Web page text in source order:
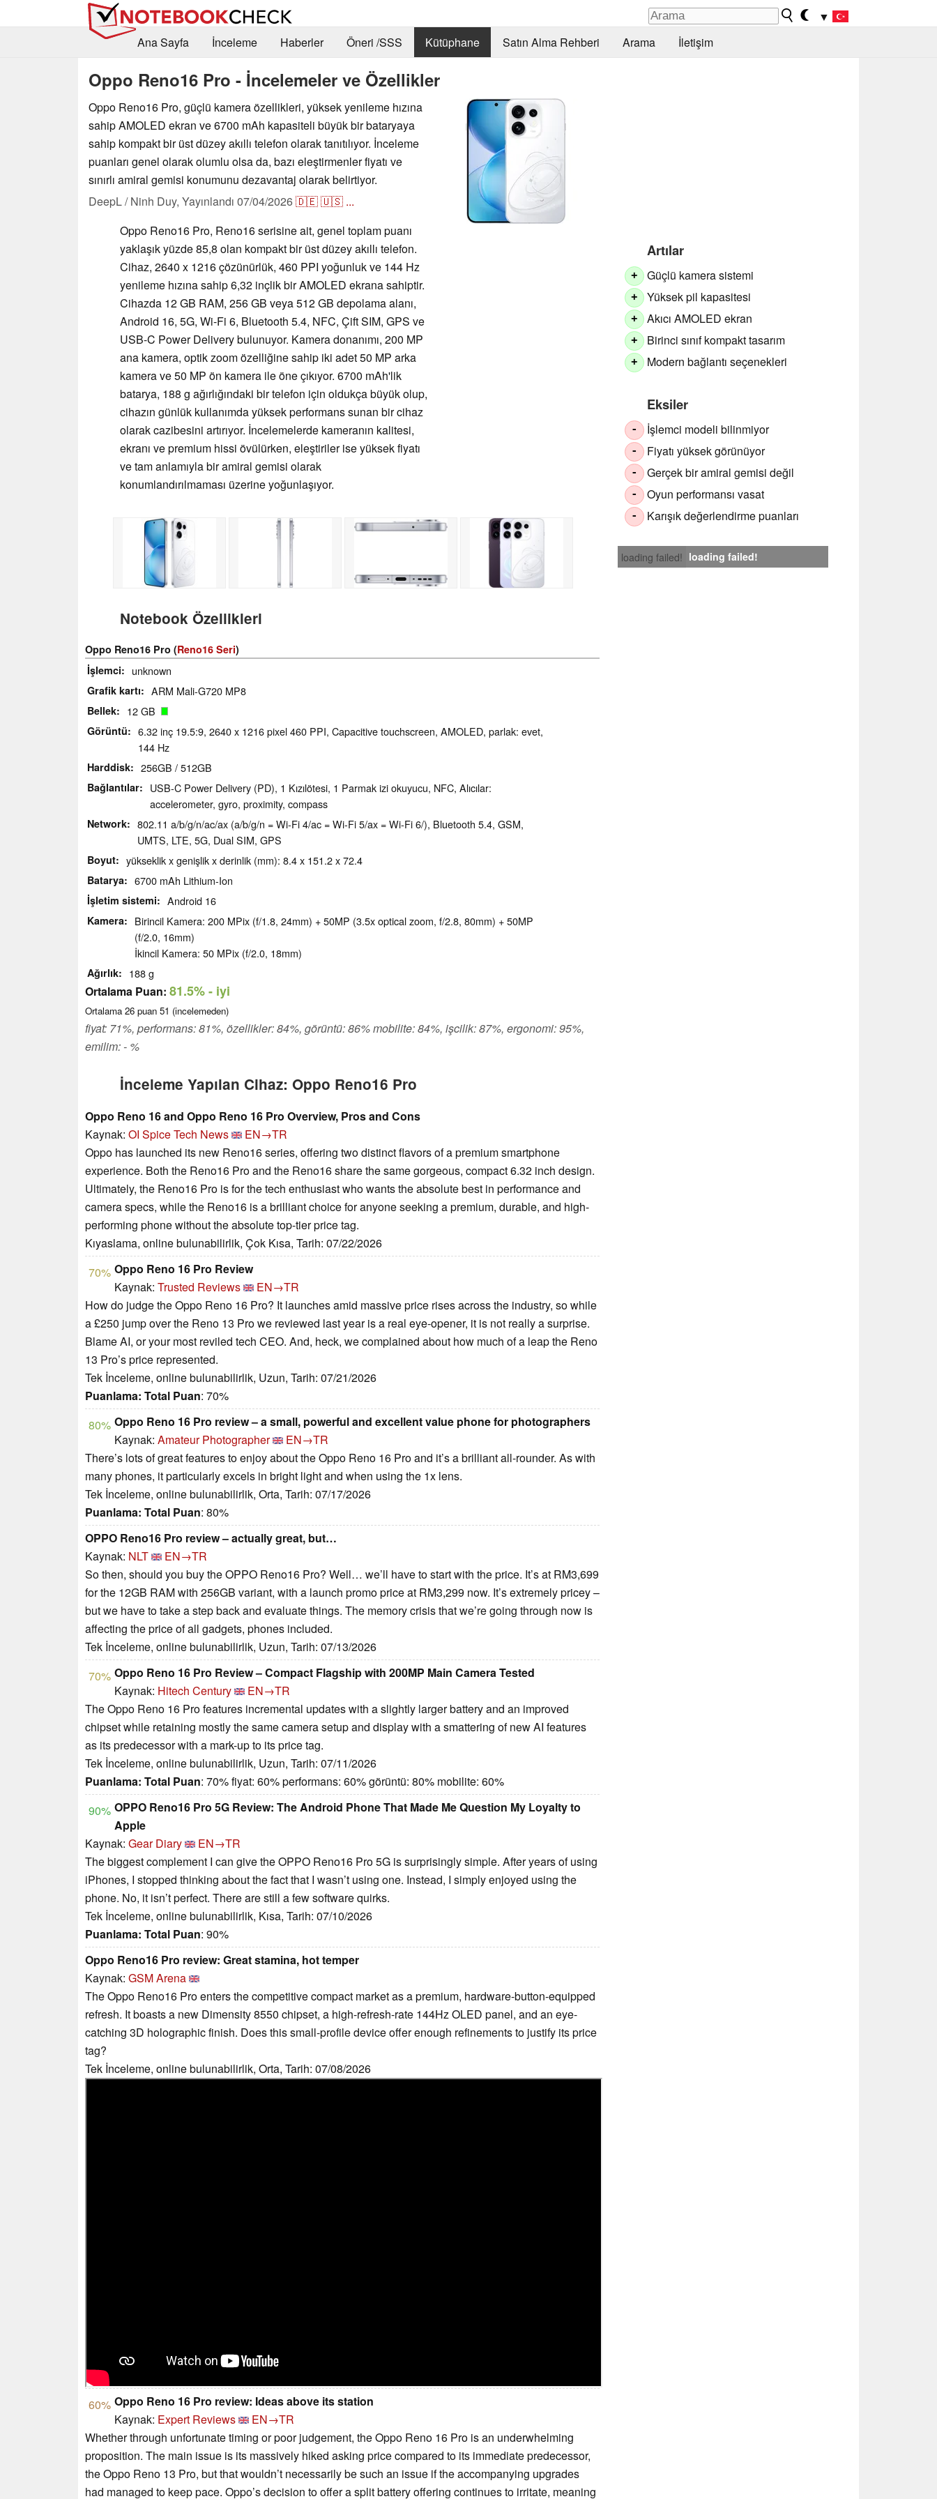
▼
Ana Sayfa
İnceleme Haberler Öneri /SSS Kütüphane Satın Alma Rehberi Arama İletişim
Oppo Reno16 Pro - İncelemeler ve Özellikler
Oppo Reno16 Pro, güçlü kamera özellikleri, yüksek yenileme hızına
sahip AMOLED ekran ve 6700 mAh kapasiteli büyük bir bataryaya
sahip kompakt bir üst düzey akıllı telefon olarak tanıtılıyor. İnceleme
puanları genel olarak olumlu olsa da, bazı eleştirmenler fiyatı ve
sınırlı amiral gemisi konumunu dezavantaj olarak belirtiyor.
DeepL / Ninh Duy, Yayınlandı 07/04/2026🇩🇪🇺🇸 ...
Artılar
+ Güçlü kamera sistemi
+ Yüksek pil kapasitesi
+ Akıcı AMOLED ekran
+ Birinci sınıf kompakt tasarım
+ Modern bağlantı seçenekleri
Eksiler
- İşlemci modeli bilinmiyor
- Fiyatı yüksek görünüyor
- Gerçek bir amiral gemisi değil
- Oyun performansı vasat
- Karışık değerlendirme puanları
loading failed! loading failed!
Oppo Reno16 Pro, Reno16 serisine ait, genel toplam puanı
yaklaşık yüzde 85,8 olan kompakt bir üst düzey akıllı telefon.
Cihaz, 2640 x 1216 çözünürlük, 460 PPI yoğunluk ve 144 Hz
yenileme hızına sahip 6,32 inçlik bir AMOLED ekrana sahiptir.
Cihazda 12 GB RAM, 256 GB veya 512 GB depolama alanı,
Android 16, 5G, Wi-Fi 6, Bluetooth 5.4, NFC, Çift SIM, GPS ve
USB-C Power Delivery bulunuyor. Kamera donanımı, 200 MP
ana kamera, optik zoom özelliğine sahip iki adet 50 MP arka
kamera ve 50 MP ön kamera ile öne çıkıyor. 6700 mAh'lik
batarya, 188 g ağırlığındaki bir telefon için oldukça büyük olup,
cihazın günlük kullanımda yüksek performans sunan bir cihaz
olarak cazibesini artırıyor. İncelemelerde kameranın kalitesi,
ekranı ve premium hissi övülürken, eleştiriler ise yüksek fiyatı
ve tam anlamıyla bir amiral gemisi olarak
konumlandırılmaması üzerine yoğunlaşıyor.
Notebook Özellikleri
Oppo Reno16 Pro (Reno16 Seri)
İşlemci
unknown
Grafik kartı ARM Mali-G720 MP8
Bellek 12 GB
Görüntü
6.32 inç 19.5:9, 2640 x 1216 pixel 460 PPI, Capacitive touchscreen, AMOLED, parlak: evet,
144 Hz
Harddisk 256GB / 512GB
Bağlantılar
USB-C Power Delivery (PD), 1 Kızılötesi, 1 Parmak izi okuyucu, NFC, Alıcılar:
accelerometer, gyro, proximity, compass
Network
802.11 a/b/g/n/ac/ax (a/b/g/n = Wi-Fi 4/ac = Wi-Fi 5/ax = Wi-Fi 6/), Bluetooth 5.4, GSM,
UMTS, LTE, 5G, Dual SIM, GPS
Boyut yükseklik x genişlik x derinlik (mm): 8.4 x 151.2 x 72.4
Batarya 6700 mAh Lithium-Ion
İşletim sistemi Android 16
Kamera
Birincil Kamera: 200 MPix (f/1.8, 24mm) + 50MP (3.5x optical zoom, f/2.8, 80mm) + 50MP
(f/2.0, 16mm)
İkincil Kamera: 50 MPix (f/2.0, 18mm)
Ağırlık 188 g
Ortalama Puan: 81.5%- iyi
Ortalama 26 puan 51 (incelemeden)
fiyat: 71%, performans: 81%, özellikler: 84%, görüntü: 86% mobilite: 84%, işcilik: 87%, ergonomi: 95%,
emilim: - %
İnceleme Yapılan Cihaz: Oppo Reno16 Pro
Oppo Reno 16 and Oppo Reno 16 Pro Overview, Pros and Cons
Kaynak: OI Spice Tech News
EN→TR
Oppo has launched its new Reno16 series, offering two distinct flavors of a premium smartphone
experience. Both the Reno16 Pro and the Reno16 share the same gorgeous, compact 6.32 inch design.
Ultimately, the Reno16 Pro is for the tech enthusiast who wants the absolute best in performance and
camera specs, while the Reno16 is a brilliant choice for anyone seeking a premium, durable, and high-
performing phone without the absolute top-tier price tag.
Kıyaslama, online bulunabilirlik, Çok Kısa, Tarih: 07/22/2026
70% Oppo Reno 16 Pro Review
Kaynak: Trusted Reviews
EN→TR
How do judge the Oppo Reno 16 Pro? It launches amid massive price rises across the industry, so while
a £250 jump over the Reno 13 Pro we reviewed last year is a real eye-opener, it is not really a surprise.
Blame AI, or your most reviled tech CEO. And, heck, we complained about how much of a leap the Reno
13 Pro’s price represented.
Tek İnceleme, online bulunabilirlik, Uzun, Tarih: 07/21/2026
Puanlama: Total Puan: 70%
80% Oppo Reno 16 Pro review – a small, powerful and excellent value phone for photographers
Kaynak: Amateur Photographer
EN→TR
There’s lots of great features to enjoy about the Oppo Reno 16 Pro and it’s a brilliant all-rounder. As with
many phones, it particularly excels in bright light and when using the 1x lens.
Tek İnceleme, online bulunabilirlik, Orta, Tarih: 07/17/2026
Puanlama: Total Puan: 80%
OPPO Reno16 Pro review – actually great, but…
Kaynak: NLT
EN→TR
So then, should you buy the OPPO Reno16 Pro? Well… we’ll have to start with the price. It’s at RM3,699
for the 12GB RAM with 256GB variant, with a launch promo price at RM3,299 now. It’s extremely pricey –
but we have to take a step back and evaluate things. The memory crisis that we’re going through now is
affecting the price of all gadgets, phones included.
Tek İnceleme, online bulunabilirlik, Uzun, Tarih: 07/13/2026
70% Oppo Reno 16 Pro Review – Compact Flagship with 200MP Main Camera Tested
Kaynak: Hitech Century
EN→TR
The Oppo Reno 16 Pro features incremental updates with a slightly larger battery and an improved
chipset while retaining mostly the same camera setup and display with a smattering of new AI features
as its predecessor with a mark-up to its price tag.
Tek İnceleme, online bulunabilirlik, Uzun, Tarih: 07/11/2026
Puanlama: Total Puan: 70% fiyat: 60% performans: 60% görüntü: 80% mobilite: 60%
90% OPPO Reno16 Pro 5G Review: The Android Phone That Made Me Question My Loyalty to
Apple
Kaynak: Gear Diary
EN→TR
The biggest complement I can give the OPPO Reno16 Pro 5G is surprisingly simple. After years of using
iPhones, I stopped thinking about the fact that I wasn’t using one. Instead, I simply enjoyed using the
phone. No, it isn’t perfect. There are still a few software quirks.
Tek İnceleme, online bulunabilirlik, Kısa, Tarih: 07/10/2026
Puanlama: Total Puan: 90%
Oppo Reno16 Pro review: Great stamina, hot temper
Kaynak: GSM Arena
The Oppo Reno16 Pro enters the competitive compact market as a premium, hardware-button-equipped
refresh. It boasts a new Dimensity 8550 chipset, a high-refresh-rate 144Hz OLED panel, and an eye-
catching 3D holographic finish. Does this small-profile device offer enough refinements to justify its price
tag?
Tek İnceleme, online bulunabilirlik, Orta, Tarih: 07/08/2026
60% Oppo Reno 16 Pro review: Ideas above its station
Kaynak: Expert Reviews
EN→TR
Whether through unfortunate timing or poor judgement, the Oppo Reno 16 Pro is an underwhelming
proposition. The main issue is its massively hiked asking price compared to its immediate predecessor,
the Oppo Reno 13 Pro, but that wouldn’t necessarily be such an issue if the accompanying upgrades
had managed to keep pace. Oppo’s decision to offer a split battery offering continues to irritate, meaning